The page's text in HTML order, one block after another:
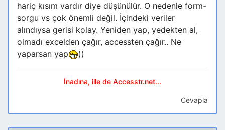
hariç kısım vardır diye düşünülür. O nedenle form-
sorgu vs çok önemli değil. İçindeki veriler
alındıysa gerisi kolay. Yeniden yap, yedekten al,
olmadı excelden çağır, accessten çağır.. Ne
yaparsan yap
))
İnadına, ille de Accesstr.net...
Cevapla